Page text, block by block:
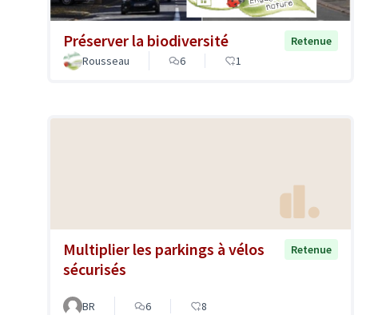
Préserver la biodiversité
Retenue
Rousseau
6 1
Multiplier les parkings à vélos
sécurisés
Retenue
BR 6 8